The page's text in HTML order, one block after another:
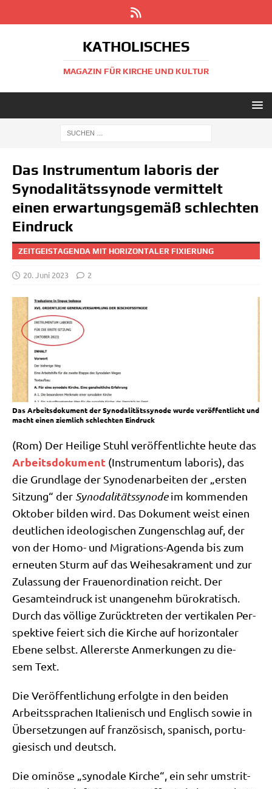
KATHOLISCHES
MAGAZIN FÜR KIRCHE UND KULTUR
Das Instrumentum laboris der
Synodalitätssynode vermittelt
einen erwartungsgemäß schlechten
Eindruck
ZEITGEISTAGENDA MIT HORIZONTALER FIXIERUNG
20. Juni 2023 2
Das Arbeitsdokument der Synodalitätssynode wurde veröffentlicht und
macht einen ziemlich schlechten Eindruck
(Rom) Der Hei­li­ge Stuhl ver­öf­fent­lich­te heu­te das
Arbeits­do­ku­ment (Instru­men­tum labo­ris), das
die Grund­la­ge der Syn­oden­ar­bei­ten der „ersten
Sit­zung“ der Syn­oda­li­täts­syn­odeim kom­men­den
Okto­ber bil­den wird. Das Doku­ment weist einen
deut­li­chen ideo­lo­gi­schen Zun­gen­schlag auf, der
von der Homo- und Migra­ti­ons-Agen­da bis zum
erneu­ten Sturm auf das Wei­he­sa­kra­ment und zur
Zulas­sung der Frau­en­or­di­na­ti­on reicht. Der
Gesamt­ein­druck ist unan­ge­nehm büro­kra­tisch.
Durch das völ­li­ge Zurück­tre­ten der ver­ti­ka­len Per­
spek­ti­ve fei­ert sich die Kir­che auf hori­zon­ta­ler
Ebe­ne selbst. Aller­er­ste Anmer­kun­gen zu die­
sem Text.
Die Ver­öf­fent­li­chung erfolg­te in den bei­den
Arbeits­spra­chen Ita­lie­nisch und Eng­lisch sowie in
Über­set­zun­gen auf fran­zö­sisch, spa­nisch, por­tu­
gie­sisch und deutsch.
Die omi­nö­se „syn­oda­le Kir­che“, ein sehr umstrit­